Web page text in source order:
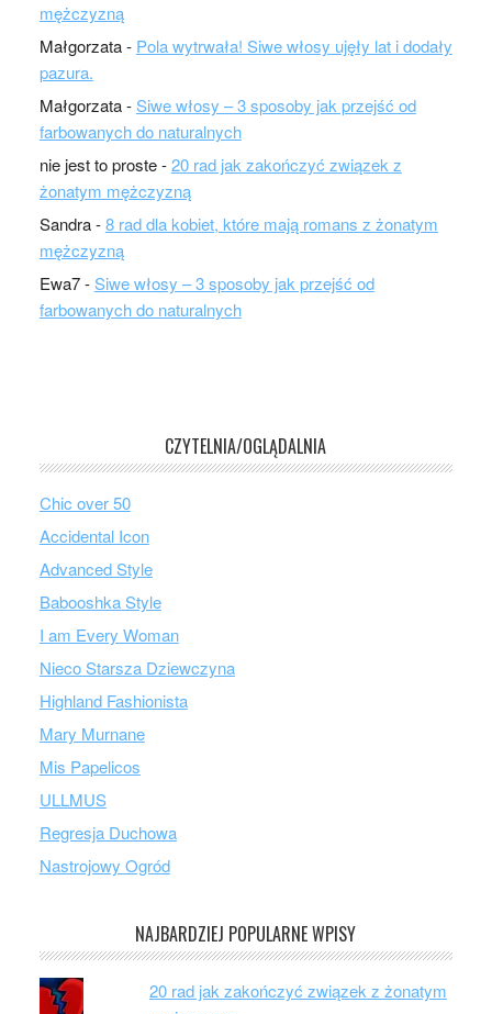
mężczyzną
Małgorzata- Pola wytrwała! Siwe włosy ujęły lat i dodały
pazura.
Małgorzata-Siwe włosy – 3 sposoby jak przejść od
farbowanych do naturalnych
nie jest to proste-20 rad jak zakończyć związek z
żonatym mężczyzną
Sandra-8 rad dla kobiet, które mają romans z żonatym
mężczyzną
Ewa7-Siwe włosy – 3 sposoby jak przejść od
farbowanych do naturalnych
CZYTELNIA/OGLĄDALNIA
Chic over 50
Accidental Icon
Advanced Style
Babooshka Style
I am Every Woman
Nieco Starsza Dziewczyna
Highland Fashionista
Mary Murnane
Mis Papelicos
ULLMUS
Regresja Duchowa
Nastrojowy Ogród
NAJBARDZIEJ POPULARNE WPISY
20 rad jak zakończyć związek z żonatym